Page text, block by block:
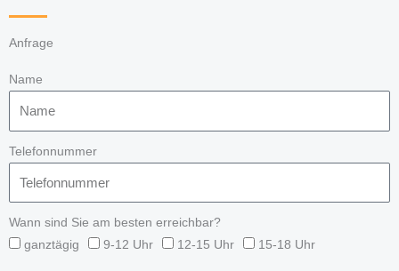
Anfrage
Name
Telefonnummer
Wann sind Sie am besten erreichbar?
ganztägig
9-12 Uhr 12-15 Uhr 15-18 Uhr